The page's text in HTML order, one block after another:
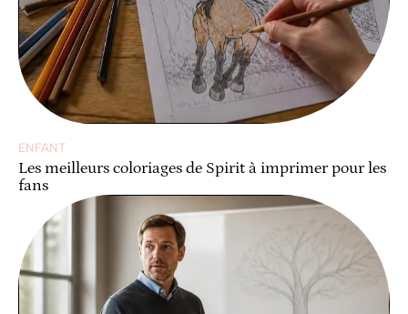
ENFANT
Les meilleurs coloriages de Spirit à imprimer pour les
fans